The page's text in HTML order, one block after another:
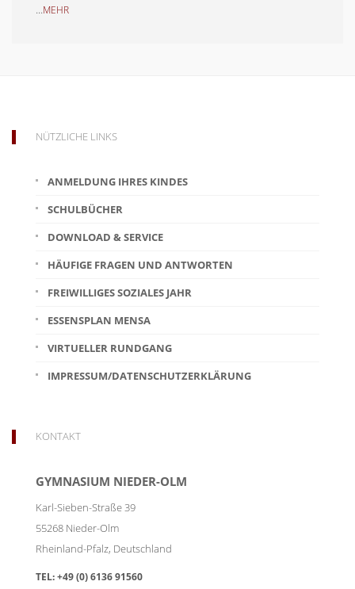
...MEHR
NÜTZLICHE LINKS
ANMELDUNG IHRES KINDES
SCHULBÜCHER
DOWNLOAD & SERVICE
HÄUFIGE FRAGEN UND ANTWORTEN
FREIWILLIGES SOZIALES JAHR
ESSENSPLAN MENSA
VIRTUELLER RUNDGANG
IMPRESSUM/DATENSCHUTZERKLÄRUNG
KONTAKT
GYMNASIUM NIEDER-OLM
Karl-Sieben-Straße 39
55268 Nieder-Olm
Rheinland-Pfalz, Deutschland
TEL:+49 (0) 6136 91560